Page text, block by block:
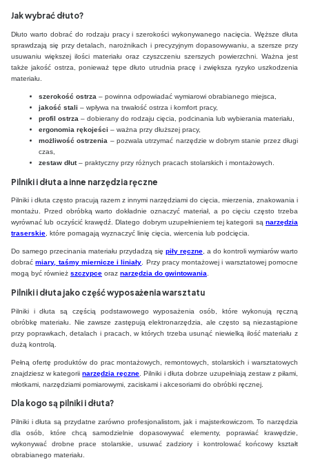
Jak wybrać dłuto?
Dłuto warto dobrać do rodzaju pracy i szerokości wykonywanego nacięcia. Węższe dłuta
sprawdzają się przy detalach, narożnikach i precyzyjnym dopasowywaniu, a szersze przy
usuwaniu większej ilości materiału oraz czyszczeniu szerszych powierzchni. Ważna jest
także jakość ostrza, ponieważ tępe dłuto utrudnia pracę i zwiększa ryzyko uszkodzenia
materiału.
szerokość ostrza – powinna odpowiadać wymiarowi obrabianego miejsca,
jakość stali – wpływa na trwałość ostrza i komfort pracy,
profil ostrza – dobierany do rodzaju cięcia, podcinania lub wybierania materiału,
ergonomia rękojeści – ważna przy dłuższej pracy,
możliwość ostrzenia – pozwala utrzymać narzędzie w dobrym stanie przez długi
czas,
zestaw dłut– praktyczny przy różnych pracach stolarskich i montażowych.
Pilniki i dłuta a inne narzędzia ręczne
Pilniki i dłuta często pracują razem z innymi narzędziami do cięcia, mierzenia, znakowania i
montażu. Przed obróbką warto dokładnie oznaczyć materiał, a po cięciu często trzeba
wyrównać lub oczyścić krawędź. Dlatego dobrym uzupełnieniem tej kategorii są narzędzia
traserskie, które pomagają wyznaczyć linię cięcia, wiercenia lub podcięcia.
Do samego przecinania materiału przydadzą się piły ręczne, a do kontroli wymiarów warto
dobraćmiary, taśmy miernicze i liniały. Przy pracy montażowej i warsztatowej pomocne
mogą być również szczypce oraz narzędzia do gwintowania.
Pilniki i dłuta jako część wyposażenia warsztatu
Pilniki i dłuta są częścią podstawowego wyposażenia osób, które wykonują ręczną
obróbkę materiału. Nie zawsze zastępują elektronarzędzia, ale często są niezastąpione
przy poprawkach, detalach i pracach, w których trzeba usunąć niewielką ilość materiału z
dużą kontrolą.
Pełną ofertę produktów do prac montażowych, remontowych, stolarskich i warsztatowych
znajdziesz w kategoriinarzędzia ręczne . Pilniki i dłuta dobrze uzupełniają zestaw z piłami,
młotkami, narzędziami pomiarowymi, zaciskami i akcesoriami do obróbki ręcznej.
Dla kogo są pilniki i dłuta?
Pilniki i dłuta są przydatne zarówno profesjonalistom, jak i majsterkowiczom. To narzędzia
dla osób, które chcą samodzielnie dopasowywać elementy, poprawiać krawędzie,
wykonywać drobne prace stolarskie, usuwać zadziory i kontrolować końcowy kształt
obrabianego materiału.